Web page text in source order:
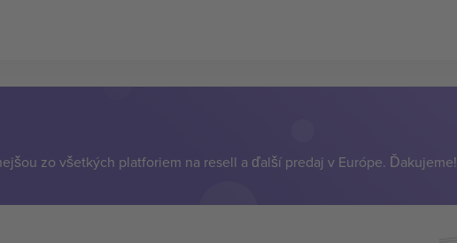
zo všetkých platforiem na resell a ďalší predaj v Európe. Ďakujeme!